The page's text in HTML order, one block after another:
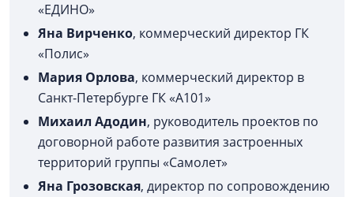
«ЕДИНО»
Яна Вирченко, коммерческий директор ГК
«Полис»
Мария Орлова, коммерческий директор в
Санкт-Петербурге ГК «А101»
Михаил Адодин, руководитель проектов по
договорной работе развития застроенных
территорий группы «Самолет»
Яна Грозовская, директор по сопровождению